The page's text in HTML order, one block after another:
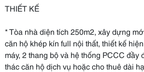
THIẾT KẾ
* Tòa nhà diện tích 250m2, xây dựng
căn hộ khép kín full nội thất, thiết kế
máy, 2 thang bộ và hệ thống PCCC đầy
thác căn hộ dịch vụ hoặc cho thuê dài